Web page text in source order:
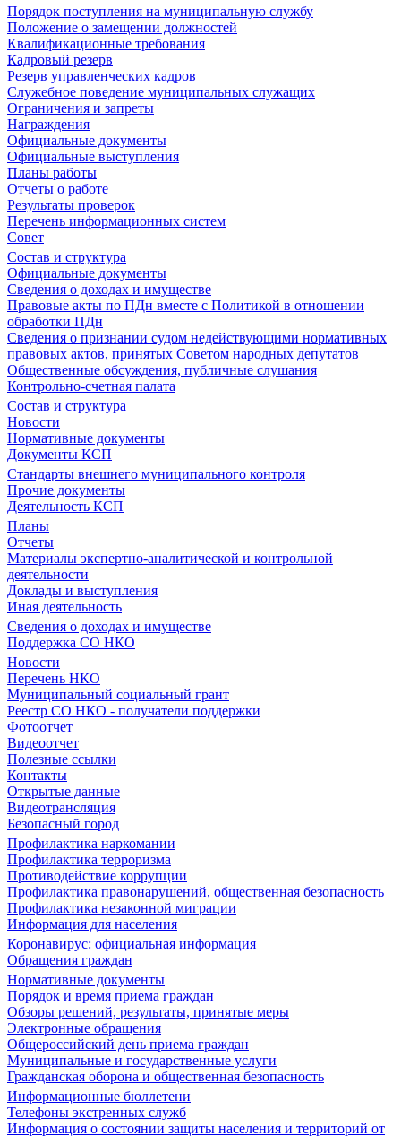
Порядок поступления на муниципальную службу
Положение о замещении должностей
Квалификационные требования
Кадровый резерв
Резерв управленческих кадров
Служебное поведение муниципальных служащих
Ограничения и запреты
Награждения
Официальные документы
Официальные выступления
Планы работы
Отчеты о работе
Результаты проверок
Перечень информационных систем
Совет
Состав и структура
Официальные документы
Сведения о доходах и имуществе
Правовые акты по ПДн вместе с Политикой в отношении
обработки ПДн
Сведения о признании судом недействующими нормативных
правовых актов, принятых Советом народных депутатов
Общественные обсуждения, публичные слушания
Контрольно-счетная палата
Состав и структура
Новости
Нормативные документы
Документы КСП
Стандарты внешнего муниципального контроля
Прочие документы
Деятельность КСП
Планы
Отчеты
Материалы экспертно-аналитической и контрольной
деятельности
Доклады и выступления
Иная деятельность
Сведения о доходах и имуществе
Поддержка СО НКО
Новости
Перечень НКО
Муниципальный социальный грант
Реестр СО НКО - получатели поддержки
Фотоотчет
Видеоотчет
Полезные ссылки
Контакты
Открытые данные
Видеотрансляция
Безопасный город
Профилактика наркомании
Профилактика терроризма
Противодействие коррупции
Профилактика правонарушений, общественная безопасность
Профилактика незаконной миграции
Информация для населения
Коронавирус: официальная информация
Обращения граждан
Нормативные документы
Порядок и время приема граждан
Обзоры решений, результаты, принятые меры
Электронные обращения
Общероссийский день приема граждан
Муниципальные и государственные услуги
Гражданская оборона и общественная безопасность
Информационные бюллетени
Телефоны экстренных служб
Информация о состоянии защиты населения и территорий от